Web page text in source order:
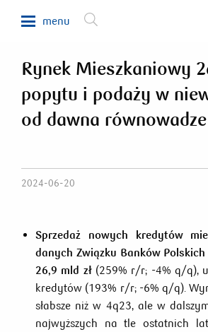
menu
Makroekonomia
Waluty, obligacje, surowce
Rynki zagraniczne
Newsletter
800 302 302
Rynek Mieszkaniowy
popytu i podaży w
od dawna równowadze
2024-06-20
Sprzedaż nowych kredytów
danych Związku Banków
26,9 mld zł(259% r/r; -4% q/q),
kredytów (193% r/r; -6% q/q).
słabsze niż w 4q23, ale w
najwyższych na tle ostatnich